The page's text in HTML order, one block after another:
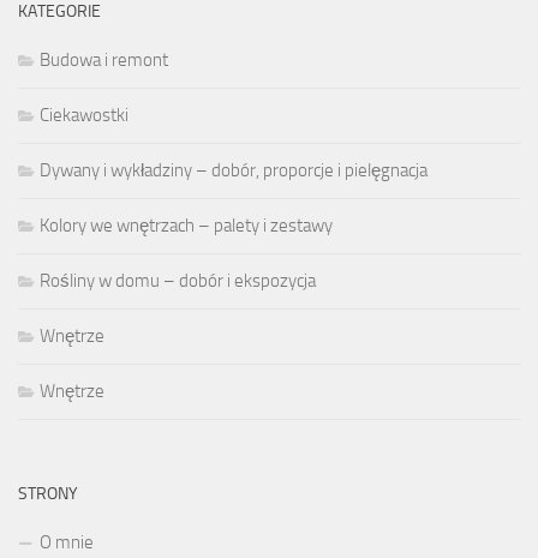
KATEGORIE
Budowa i remont
Ciekawostki
Dywany i wykładziny – dobór, proporcje i pielęgnacja
Kolory we wnętrzach – palety i zestawy
Rośliny w domu – dobór i ekspozycja
Wnętrze
Wnętrze
STRONY
O mnie